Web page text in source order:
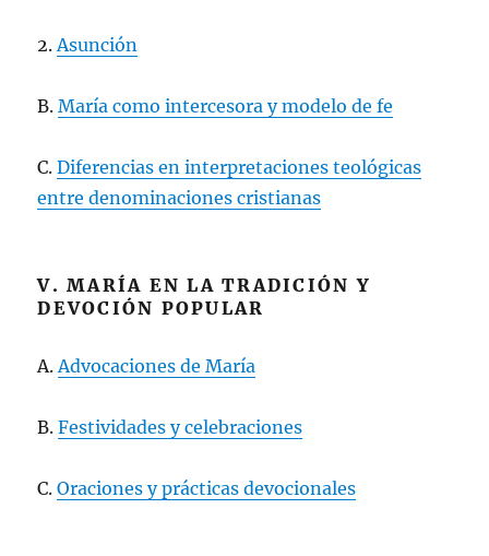
2. Asunción
B.María como intercesora y modelo de fe
C.Diferencias en interpretaciones teológicas
entre denominaciones cristianas
V. MARÍA EN LA TRADICIÓN Y
DEVOCIÓN POPULAR
A. Advocaciones de María
B.Festividades y celebraciones
C.Oraciones y prácticas devocionales